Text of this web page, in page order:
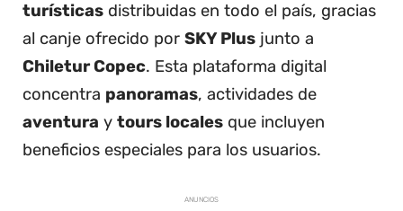
turísticas distribuidas en todo el país, gracias
al canje ofrecido por SKY Plus junto a
Chiletur Copec. Esta plataforma digital
concentra panoramas, actividades de
aventura y tours locales que incluyen
beneficios especiales para los usuarios.
ANUNCIOS